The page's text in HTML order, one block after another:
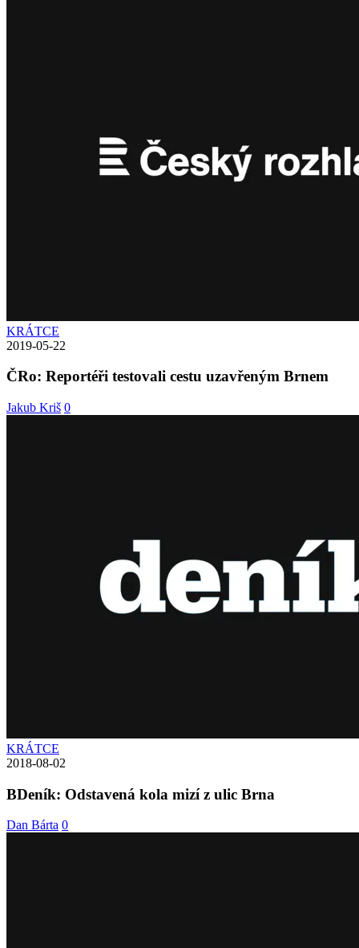
KRÁTCE
2019-05-22
ČRo: Reportéři testovali cestu uzavřeným Brnem
Jakub Kriš 0
KRÁTCE
2018-08-02
BDeník: Odstavená kola mizí z ulic Brna
Dan Bárta 0